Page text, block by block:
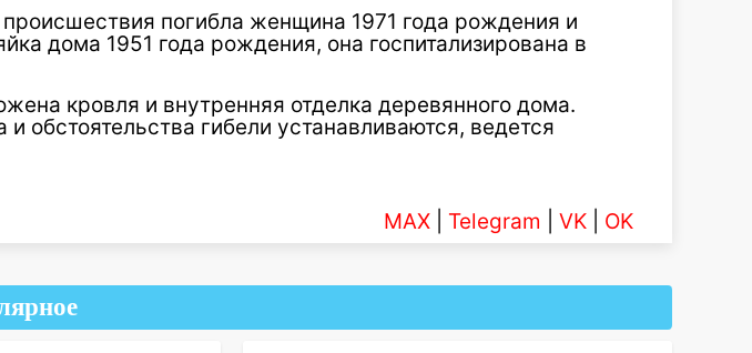
происшествия погибла женщина 1971 года рождения и
дома 1951 года рождения, она госпитализирована в
кровля и внутренняя отделка деревянного дома.
обстоятельства гибели устанавливаются, ведется
MAX Telegram VK OK